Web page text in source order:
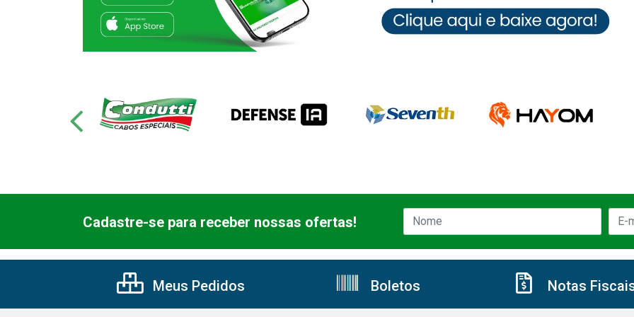
Cadastre-se para receber nossas ofertas!
Meus Pedidos Boletos Notas